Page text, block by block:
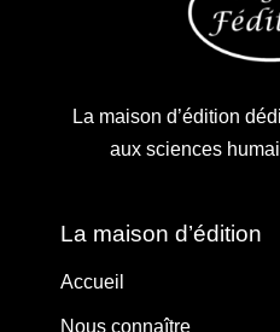
La maison d’édition
aux sciences
La maison d’édition
Accueil
Nous connaître